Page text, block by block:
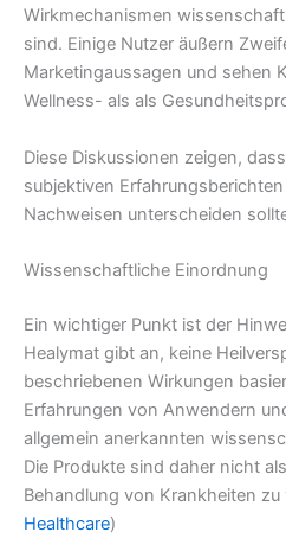
Wirkmechanismen
sind. Einige Nutzer äußern
Marketingaussagen und sehen
Wellness- als als
Diese Diskussionen zeigen,
subjektiven
Nachweisen unterscheiden
Wissenschaftliche Einordnung
Ein wichtiger Punkt ist der
Healymat gibt an, keine
beschriebenen Wirkungen
Erfahrungen von Anwendern
allgemein anerkannten
Die Produkte sind daher nicht
Behandlung von Krankheiten zu
Healthcare)